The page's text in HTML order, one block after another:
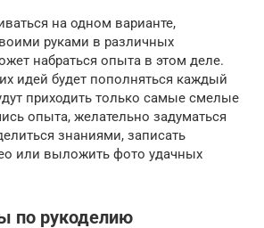
на одном варианте,
руками в различных
набраться опыта в этом деле.
идей будет пополняться каждый
приходить только самые смелые
опыта, желательно задуматься
знаниями, записать
или выложить фото удачных
по рукоделию